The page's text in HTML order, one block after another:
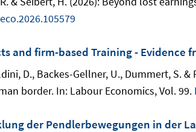
and firm-based Training - Evidence
D., Backes-Gellner, U., Dummert, S.
border. In: Labour Economics, Vol. 99.
der Pendlerbewegungen in der